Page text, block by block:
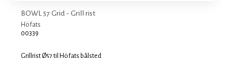
BOWL 57 Grid - Grill rist
Höfats
00339
Grillrist Ø57 til Höfats bålsted